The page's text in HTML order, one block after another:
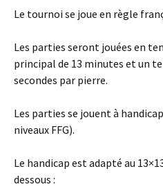
Le tournoi se joue en règle
Les parties seront jouées en
principal de 13 minutes et un
secondes par pierre.
Les parties se jouent à
niveaux FFG).
Le handicap est adapté au
dessous :